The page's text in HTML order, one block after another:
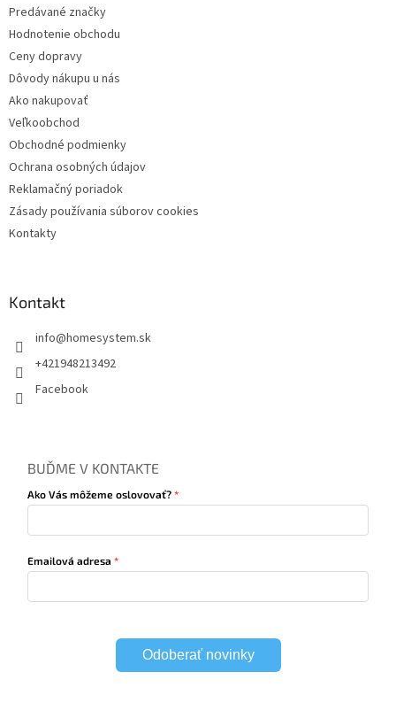
Predávané značky
Hodnotenie obchodu
Ceny dopravy
Dôvody nákupu u nás
Ako nakupovať
Veľkoobchod
Obchodné podmienky
Ochrana osobných údajov
Reklamačný poriadok
Zásady používania súborov cookies
Kontakty
Kontakt
info@homesystem.sk
+421948213492
Facebook
BUĎME V KONTAKTE
Ako Vás môžeme oslovovať?
Emailová adresa
Odoberať novinky